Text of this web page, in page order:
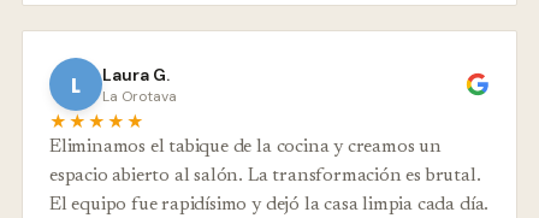
L Laura G.
La Orotava
★★★★★
Eliminamos el tabique de la cocina y creamos un
espacio abierto al salón. La transformación es brutal.
El equipo fue rapidísimo y dejó la casa limpia cada día.